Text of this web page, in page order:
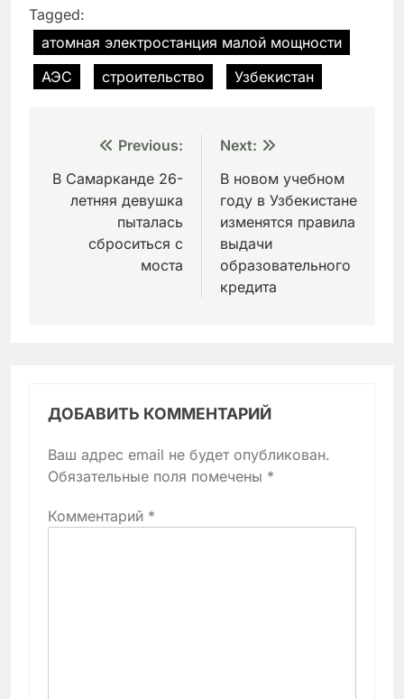
Tagged:
атомная электростанция малой мощности
АЭС
строительство Узбекистан
Навигация
по
записям
Previous:
В Самарканде 26-
летняя девушка
пыталась
сброситься с
моста
Next:
В новом учебном
году в Узбекистане
изменятся правила
выдачи
образовательного
кредита
ДОБАВИТЬ КОММЕНТАРИЙ
Ваш адрес email не будет опубликован.
Обязательные поля помечены *
Комментарий *